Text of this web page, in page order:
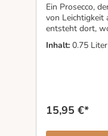
Ein Prosecco,
von Leichtigkeit
entsteht dort,
wird: in den steilen Hängen von
Valdobbiadene,
langsame
bewahren
Inhalt: 0.75 Liter
15,95 €*